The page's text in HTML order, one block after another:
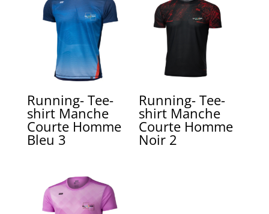
Running- Tee-
shirt Manche
Courte Homme
Bleu 3
Running- Tee-
shirt Manche
Courte Homme
Noir 2